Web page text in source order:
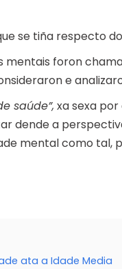
se tiña respecto
mentais foron
e
saúde”, xa sexa
dende a
mental como tal,
ata a Idade Media